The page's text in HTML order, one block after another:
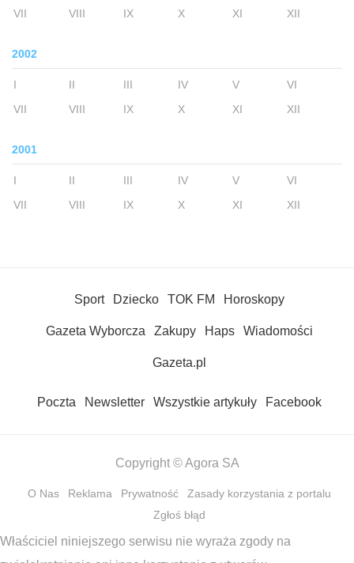
VII
VIII IX X XI XII
2002
I II III IV V
VI
VII
VIII IX X XI XII
2001
I II III IV V
VI
VII
VIII IX X XI XII
Sport Dziecko TOK FM Horoskopy
Gazeta Wyborcza Zakupy Haps Wiadomości
Gazeta.pl
Poczta Newsletter Wszystkie artykuły Facebook
Copyright © Agora SA
O Nas Reklama Prywatność
Zasady korzystania z portalu
Zgłoś błąd
Właściciel niniejszego serwisu nie wyraża zgody na